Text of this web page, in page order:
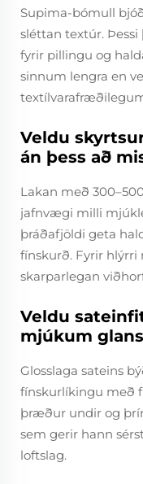
Supima-bómull
sléttan textúr.
fyrir pillingu og
sinnum lengra en
Veldu
án þess að
Lakan með
jafnvægi milli
þráðafjöldi geta
fínskurð. Fyrir
skarparlegan
Veldu
mjúkum
Glosslaga sateins
fínskurlíkingu með
þræður undir og
sem gerir hann
loftslag.